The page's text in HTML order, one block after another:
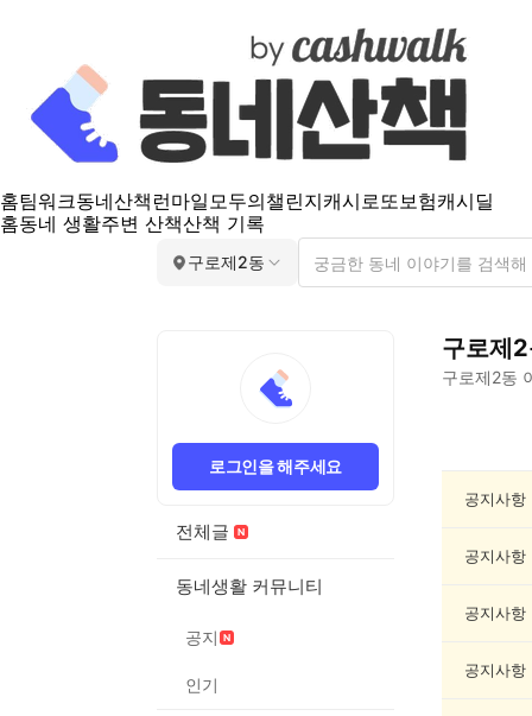
홈팀워크동네산책 런마일모두의챌린지캐시로또보험캐시딜
홈동네 생활주변 산책산책 기록
구로제2동
로그인을 해주세요
전체글
동네생활 커뮤니티
공지
인기
구로제
구로제2동
제
행/
공지사항
공지사항
공지사항
공지사항